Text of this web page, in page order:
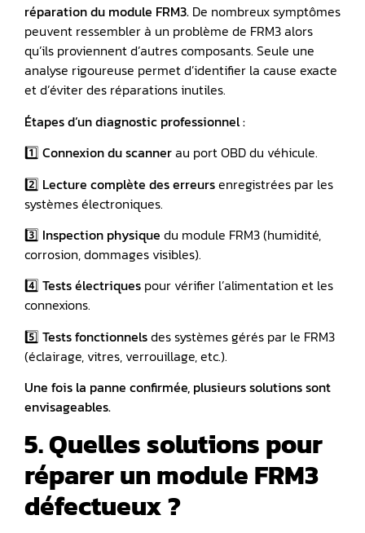
réparation du module FRM3. De nombreux symptômes
peuvent ressembler à un problème de FRM3 alors
qu’ils proviennent d’autres composants. Seule une
analyse rigoureuse permet d’identifier la cause exacte
et d’éviter des réparations inutiles.
Étapes d’un diagnostic professionnel :
1️⃣ Connexion du scannerau port OBD du véhicule.
2️⃣ Lecture complète des erreursenregistrées par les
systèmes électroniques.
3️⃣ Inspection physique du module FRM3 (humidité,
corrosion, dommages visibles).
4️⃣ Tests électriques pour vérifier l’alimentation et les
connexions.
5️⃣ Tests fonctionnelsdes systèmes gérés par le FRM3
(éclairage, vitres, verrouillage, etc.).
Une fois la panne confirmée, plusieurs solutions sont
envisageables.
5. Quelles solutions pour
réparer un module FRM3
défectueux ?